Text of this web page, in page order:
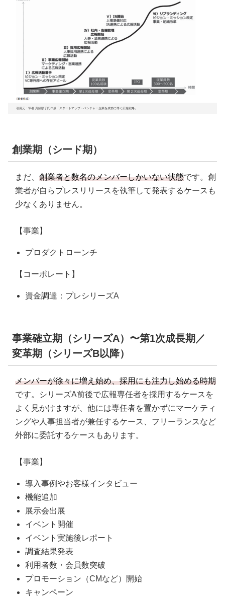
引用元：筆者 真鍋順子氏作成「スタートアップ・ベンチャー企業を成功に導く広報戦略」
創業期（シード期）
まだ、 創業者と数名のメンバーしかいない状態です。創
業者が自らプレスリリースを執筆して発表するケースも
少なくありません。
【事業】
プロダクトローンチ
【コーポレート】
資金調達：プレシリーズA
事業確立期（シリーズA）〜第1次成長期／
変革期（シリーズB以降）
メンバーが徐々に増え始め、採用にも注力し始める時期
です。シリーズA前後で広報専任者を採用するケースを
よく見かけますが、他には専任者を置かずにマーケティ
ングや人事担当者が兼任するケース、フリーランスなど
外部に委託するケースもあります。
【事業】
導入事例やお客様インタビュー
機能追加
展示会出展
イベント開催
イベント実施後レポート
調査結果発表
利用者数・会員数突破
プロモーション（CMなど）開始
キャンペーン